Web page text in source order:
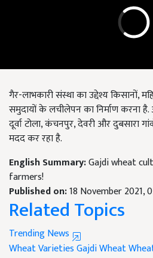
गैर-लाभकारी संस्था का उद्देश्य
समुदायों के लचीलेपन का निर्माण करना
दूर्वा टोला, कंचनपुर, देवरी और दुबसारा
मदद कर रहा है.
English Summary:Gajdi wheat
farmers!
Published on:18 November 2021,
Related Topics
Trending News
Wheat VarietiesGajdi Wheat